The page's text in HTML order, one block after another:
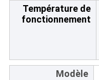
Température de
fonctionnement
Modèle